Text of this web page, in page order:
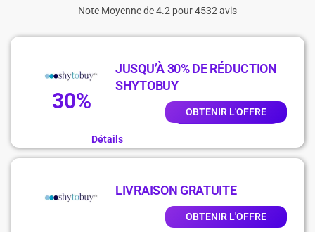
Note Moyenne de 4.2 pour 4532 avis
30%
JUSQU’À 30% DE RÉDUCTION
SHYTOBUY
OBTENIR L'OFFRE
Détails
LIVRAISON GRATUITE
OBTENIR L'OFFRE